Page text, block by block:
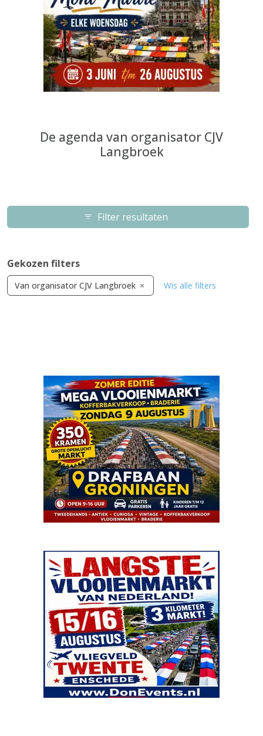
De agenda van organisator CJV
Langbroek
Filter resultaten
Gekozen filters
Van organisator CJV Langbroek Wis alle filters